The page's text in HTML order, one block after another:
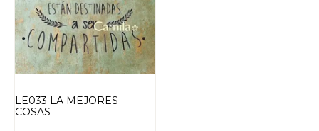
LE033 LA MEJORES
COSAS